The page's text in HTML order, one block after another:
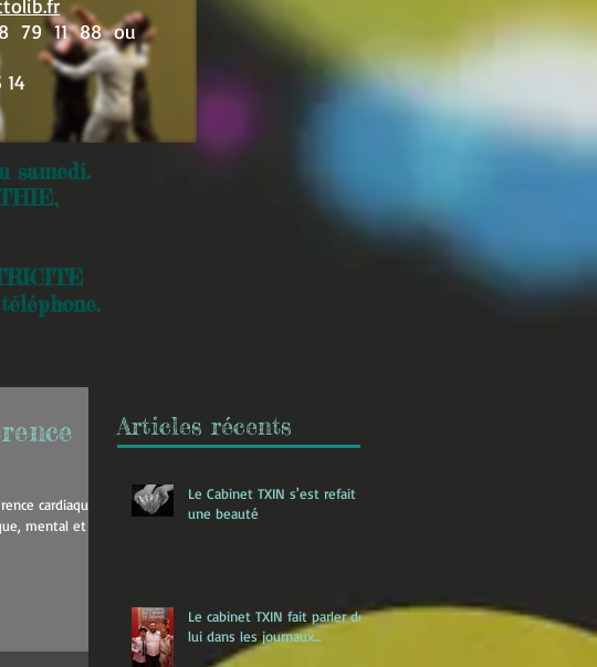
79 11 88 ou
samedi.
cardiaque
mental et
Articles récents
Le Cabinet TXIN s'est refait
une beauté
Le cabinet TXIN fait parler de
lui dans les journaux...